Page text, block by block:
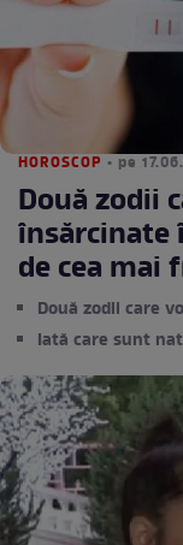
HOROSCOP • pe
Două zodii
însărcinate
de cea mai
Două zodii care
Iată care sunt